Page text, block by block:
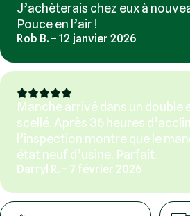
J’achèterais chez eux à
Pouce en l’air !
Rob B. – 12 janvier 2026
Manche arrivé dans un double
scellé. Après 36 heures
l’inspection montre que le
état neuf d’usine. Parfait.
Darryl R. – 7 février 2026